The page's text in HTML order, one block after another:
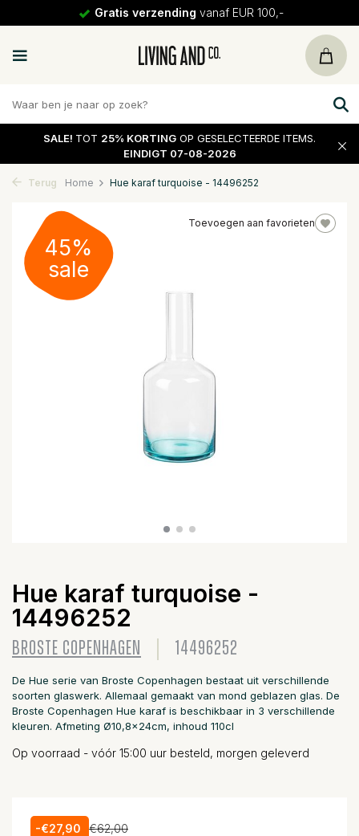
Gratis verzending vanaf EUR 100,-
SALE! TOT 25% KORTING OP GESELECTEERDE ITEMS.
EINDIGT 07-08-2026
Terug Home Hue karaf turquoise - 14496252
Toevoegen aan favorieten
45%
sale
Hue karaf turquoise -
14496252
BROSTE COPENHAGEN 14496252
De Hue serie van Broste Copenhagen bestaat uit verschillende
soorten glaswerk. Allemaal gemaakt van mond geblazen glas. De
Broste Copenhagen Hue karaf is beschikbaar in 3 verschillende
kleuren. Afmeting Ø10,8x24cm, inhoud 110cl
Op voorraad - vóór 15:00 uur besteld, morgen geleverd
-€27,90 €62,00